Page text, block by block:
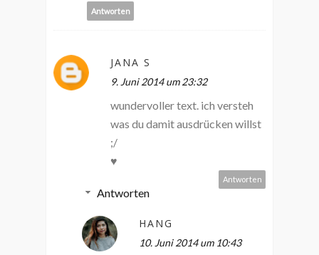
Antworten
JANA S
9. Juni 2014 um 23:32
wundervoller text. ich versteh
was du damit ausdrücken willst
;/
♥
Antworten
Antworten
HANG
10. Juni 2014 um 10:43